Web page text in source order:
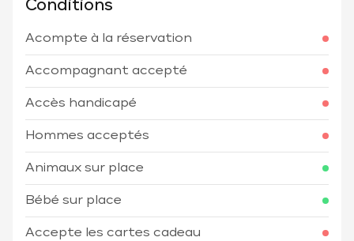
Conditions
Acompte à la réservation
Accompagnant accepté
Accès handicapé
Hommes acceptés
Animaux sur place
Bébé sur place
Accepte les cartes cadeau